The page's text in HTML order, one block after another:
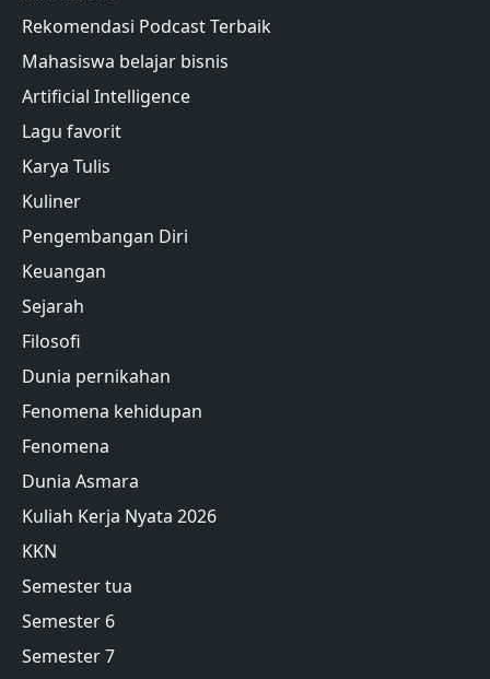
Rekomendasi Podcast Terbaik
Mahasiswa belajar bisnis
Artificial Intelligence
Lagu favorit
Karya Tulis
Kuliner
Pengembangan Diri
Keuangan
Sejarah
Filosofi
Dunia pernikahan
Fenomena kehidupan
Fenomena
Dunia Asmara
Kuliah Kerja Nyata 2026
KKN
Semester tua
Semester 6
Semester 7